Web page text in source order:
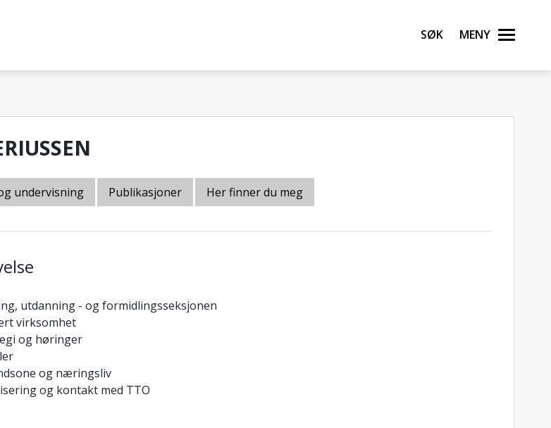
Søk Meny
undervisning Publikasjoner Her finner du meg
utdanning - og formidlingsseksjonen
virksomhet
og høringer
og næringsliv
og kontakt med TTO